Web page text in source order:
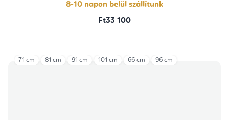
8-10 napon belül szállítunk
Ft33 100
71 cm 81 cm 91 cm 101 cm 66 cm 96 cm